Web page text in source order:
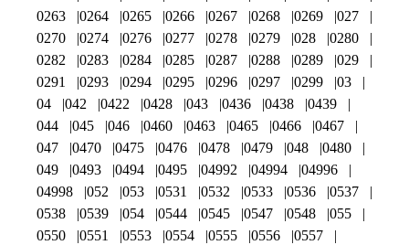
0263
0264 0265 0266 0267 0268 0269
027
0270
0274 0276 0277 0278 0279 028
0280
0282
0283 0284 0285 0287 0288 0289
029
0291
0293 0294 0295 0296 0297 0299
03
04
042 0422 0428 043 0436 0438
0439
044
045 046 0460 0463 0465 0466
0467
047
0470 0475 0476 0478 0479 048
0480
049
0493 0494 0495 04992 04994
04996
04998
052 053 0531 0532 0533 0536
0537
0538
0539 054 0544 0545 0547 0548
055
0550
0551 0553 0554 0555 0556
0557